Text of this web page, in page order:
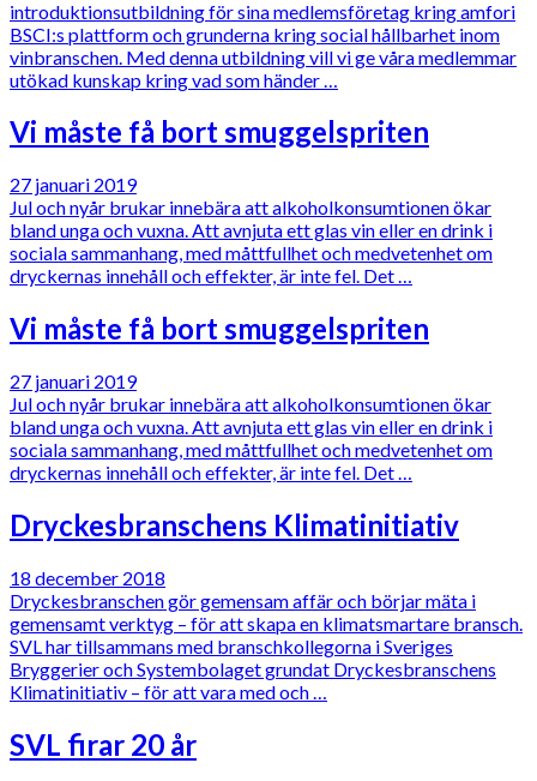
introduktionsutbildning för sina medlemsföretag kring amfori
BSCI:s plattform och grunderna kring social hållbarhet inom
vinbranschen. Med denna utbildning vill vi ge våra medlemmar
utökad kunskap kring vad som händer …
Vi måste få bort smuggelspriten
27 januari 2019
Jul och nyår brukar innebära att alkoholkonsumtionen ökar
bland unga och vuxna. Att avnjuta ett glas vin eller en drink i
sociala sammanhang, med måttfullhet och medvetenhet om
dryckernas innehåll och effekter, är inte fel. Det …
Vi måste få bort smuggelspriten
27 januari 2019
Jul och nyår brukar innebära att alkoholkonsumtionen ökar
bland unga och vuxna. Att avnjuta ett glas vin eller en drink i
sociala sammanhang, med måttfullhet och medvetenhet om
dryckernas innehåll och effekter, är inte fel. Det …
Dryckesbranschens Klimatinitiativ
18 december 2018
Dryckesbranschen gör gemensam affär och börjar mäta i
gemensamt verktyg – för att skapa en klimatsmartare bransch.
SVL har tillsammans med branschkollegorna i Sveriges
Bryggerier och Systembolaget grundat Dryckesbranschens
Klimatinitiativ – för att vara med och …
SVL firar 20 år